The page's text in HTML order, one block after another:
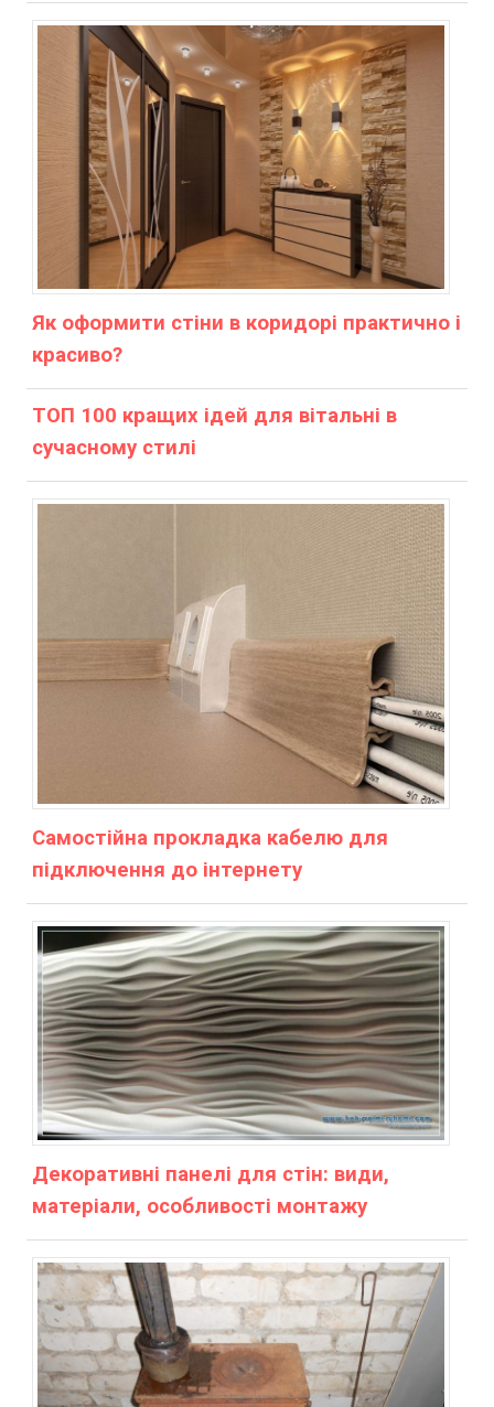
Як оформити стіни в коридорі практично і
красиво?
ТОП 100 кращих ідей для вітальні в
сучасному стилі
Самостійна прокладка кабелю для
підключення до інтернету
Декоративні панелі для стін: види,
матеріали, особливості монтажу